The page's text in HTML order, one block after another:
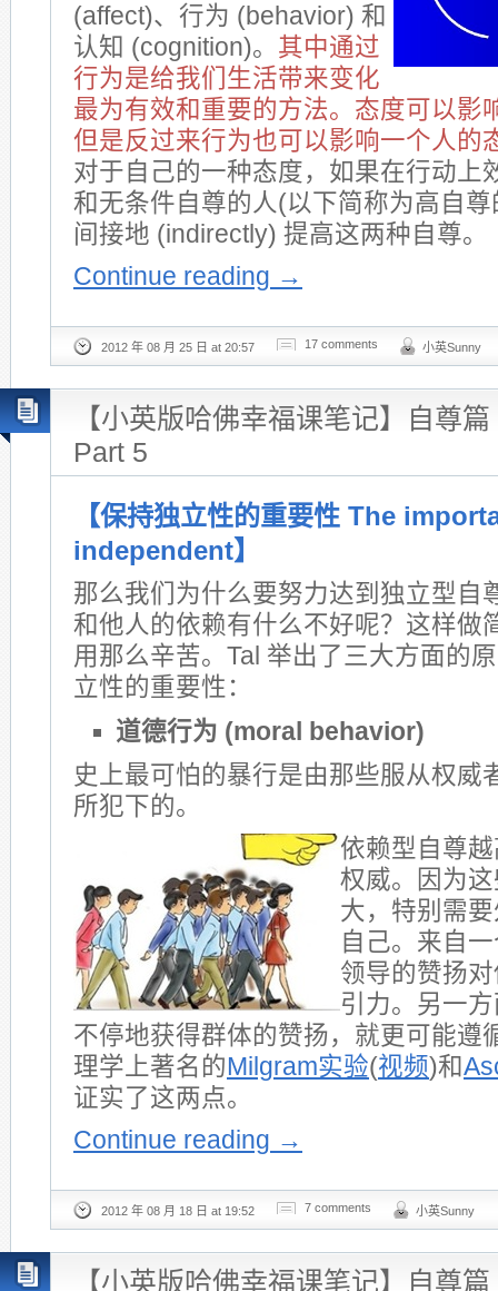
(affect)、行为 (behavior) 和
认知 (cognition)。 其中通过
行为是给我们生活带来变化
最为有效和重要的方法。态度可以影
但是反过来行为也可以影响一个人的
对于自己的一种态度，如果在行动上
和无条件自尊的人(以下简称为高自
间接地 (indirectly) 提高这两种自尊。
Continue reading →
2012 年 08 月 25 日 at 20:57 17 comments 小英Sunny
【小英版哈佛幸福课笔记】自尊
Part 5
【保持独立性的重要性 The
independent】
那么我们为什么要努力达到独立型自
和他人的依赖有什么不好呢？这样做
用那么辛苦。Tal 举出了三大方面的
立性的重要性：
道德行为 (moral behavior)
史上最可怕的暴行是由那些服从权威
所犯下的。
依赖型自尊
权威。因为
大，特别需
自己。来自
领导的赞扬
引力。另一
不停地获得群体的赞扬，就更可能遵
理学上著名的Milgram实验(视频)和
证实了这两点。
Continue reading →
2012 年 08 月 18 日 at 19:52 7 comments 小英Sunny
【小英版哈佛幸福课笔记】自尊